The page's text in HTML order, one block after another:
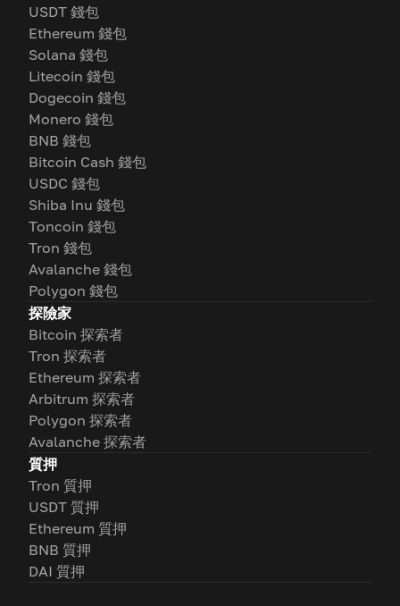
USDT 錢包
Ethereum 錢包
Solana 錢包
Litecoin 錢包
Dogecoin 錢包
Monero 錢包
BNB 錢包
Bitcoin Cash 錢包
USDC 錢包
Shiba Inu 錢包
Toncoin 錢包
Tron 錢包
Avalanche 錢包
Polygon 錢包
探險家
Bitcoin 探索者
Tron 探索者
Ethereum 探索者
Arbitrum 探索者
Polygon 探索者
Avalanche 探索者
質押
Tron 質押
USDT 質押
Ethereum 質押
BNB 質押
DAI 質押